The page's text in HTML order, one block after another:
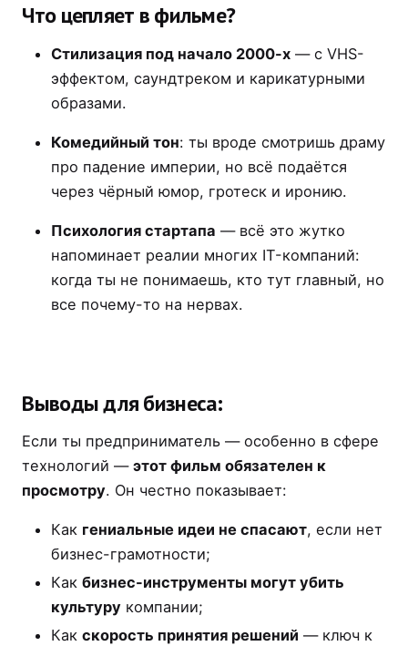
Что цепляет в фильме?
Стилизация под начало 2000-х — с VHS-
эффектом, саундтреком и карикатурными
образами.
Комедийный тон: ты вроде смотришь драму
про падение империи, но всё подаётся
через чёрный юмор, гротеск и иронию.
Психология стартапа — всё это жутко
напоминает реалии многих IT-компаний:
когда ты не понимаешь, кто тут главный, но
все почему-то на нервах.
Выводы для бизнеса:
Если ты предприниматель — особенно в сфере
технологий —этот фильм обязателен к
просмотру. Он честно показывает:
Как гениальные идеи не спасают, если нет
бизнес-грамотности;
Какбизнес-инструменты могут убить
культуру компании;
Какскорость принятия решений — ключ к